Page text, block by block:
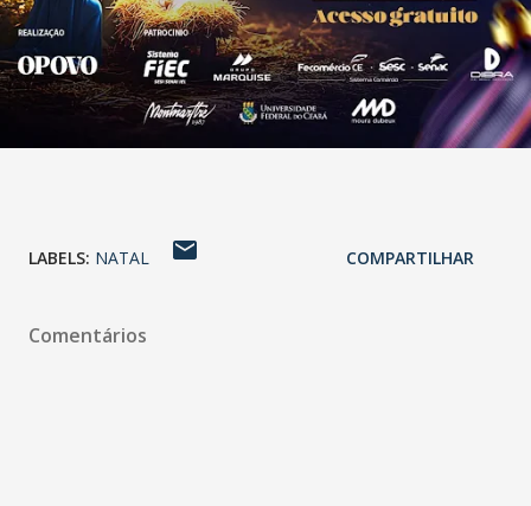
LABELS: NATAL COMPARTILHAR
Comentários